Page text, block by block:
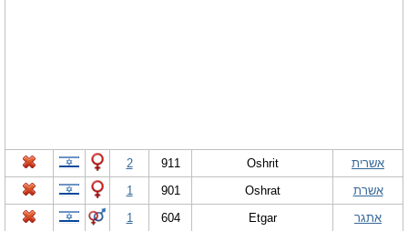
אשרית Oshrit
911
2
אשרת
Oshrat
901
1
אתגר
Etgar
604
1